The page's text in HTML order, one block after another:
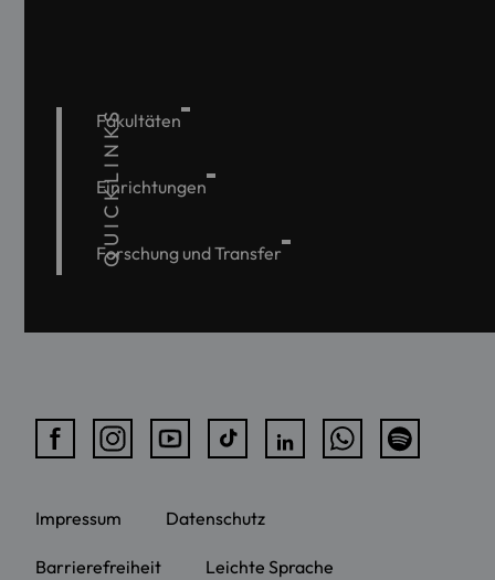
QUICKLINKS
Fakultäten
Einrichtungen
Forschung und Transfer
Impressum Datenschutz
Barrierefreiheit Leichte Sprache